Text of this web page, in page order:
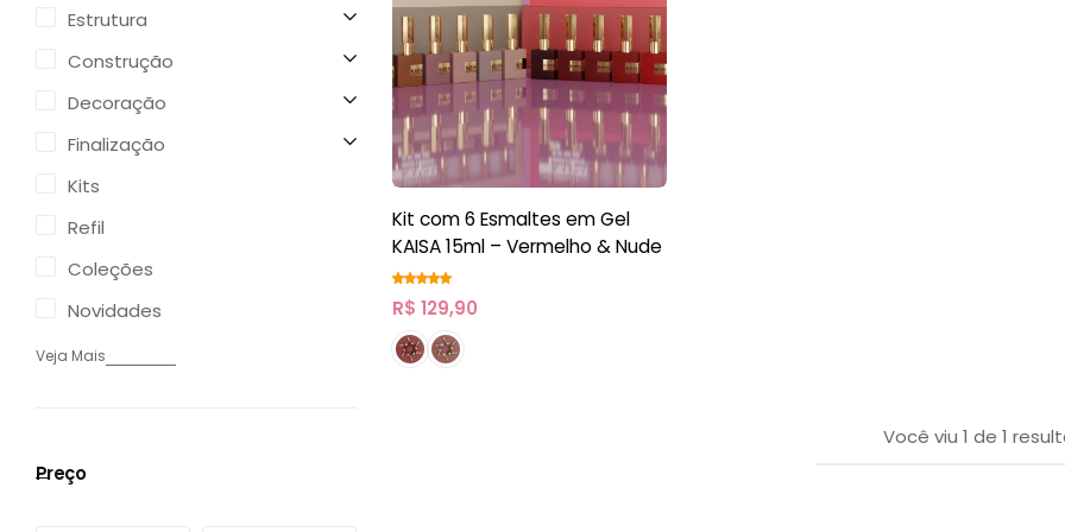
Kit com 6 Esmaltes em Gel
KAISA 15ml – Vermelho & Nude
R$ 129,90
Você viu 1 de 1
Estrutura
Construção
Decoração
Finalização
Kits
Refil
Coleções
Novidades
Veja Mais
Preço